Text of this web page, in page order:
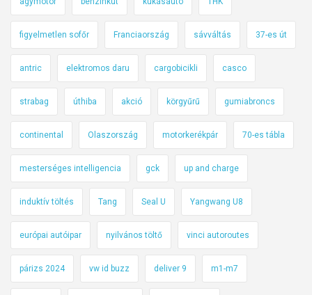
figyelmetlen sofőr Franciaország sávváltás 37-es út
antric elektromos daru cargobicikli casco
strabag úthiba akció körgyűrű gumiabroncs
continental Olaszország motorkerékpár 70-es tábla
mesterséges intelligencia gck up and charge
induktív töltés Tang Seal U Yangwang U8
európai autóipar nyilvános töltő vinci autoroutes
párizs 2024 vw id buzz deliver 9 m1-m7